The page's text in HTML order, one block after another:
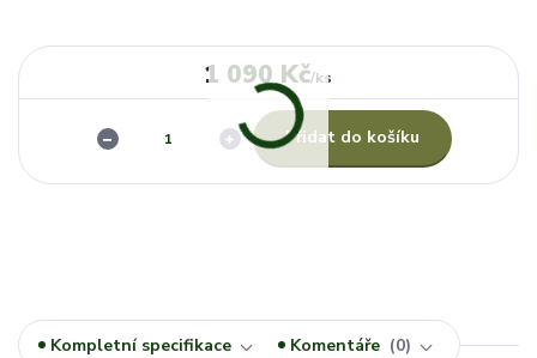
1 090 Kč/ks
Přidat do košíku
Kompletní specifikace Komentáře 0